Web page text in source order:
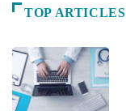
TOP ARTICLES